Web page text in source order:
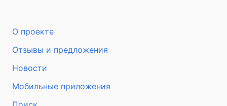
О проекте
Отзывы и предложения
Новости
Мобильные приложения